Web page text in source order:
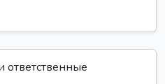
ответственные